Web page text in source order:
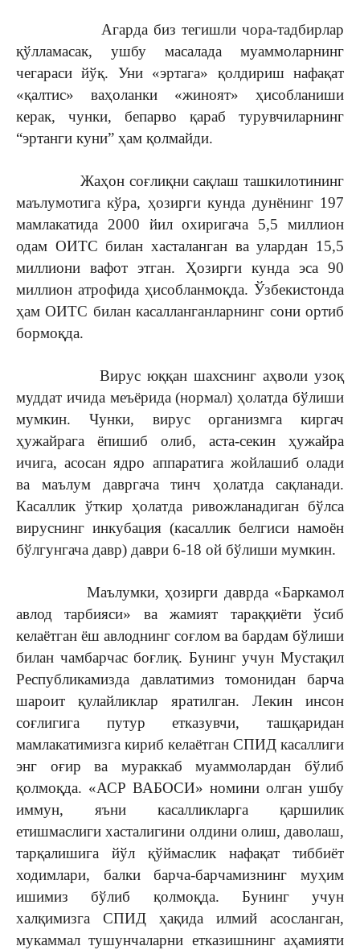
Агарда биз тегишли чора-тадбирлар
қўлламасак, ушбу масалада муаммоларнинг
чегараси йўқ. Уни «эртага» қолдириш нафақат
«қалтис» ваҳоланки «жиноят» ҳисобланиши
керак, чунки, бепарво қараб турувчиларнинг
“эртанги куни” ҳам қолмайди.
Жаҳон соғлиқни сақлаш ташкилотининг
маълумотига кўра, ҳозирги кунда дунёнинг 197
мамлакатида 2000 йил охиригача 5,5 миллион
одам ОИТС билан хасталанган ва улардан 15,5
миллиони вафот этган. Ҳозирги кунда эса 90
миллион атрофида ҳисобланмоқда. Ўзбекистонда
ҳам ОИТС билан касалланганларнинг сони ортиб
бормоқда.
Вирус юққан шахснинг аҳволи узоқ
муддат ичида меъёрида (нормал) ҳолатда бўлиши
мумкин. Чунки, вирус организмга киргач
ҳужайрага ёпишиб олиб, аста-секин ҳужайра
ичига, асосан ядро аппаратига жойлашиб олади
ва маълум давргача тинч ҳолатда сақланади.
Касаллик ўткир ҳолатда ривожланадиган бўлса
вируснинг инкубация (касаллик белгиси намоён
бўлгунгача давр) даври 6-18 ой бўлиши мумкин.
Маълумки, ҳозирги даврда «Баркамол
авлод тарбияси» ва жамият тараққиёти ўсиб
келаётган ёш авлоднинг соғлом ва бардам бўлиши
билан чамбарчас боғлиқ. Бунинг учун Мустақил
Республикамизда давлатимиз томонидан барча
шароит қулайликлар яратилган. Лекин инсон
соғлигига путур етказувчи, ташқаридан
мамлакатимизга кириб келаётган СПИД касаллиги
энг оғир ва мураккаб муаммолардан бўлиб
қолмоқда. «АСР ВАБОСИ» номини олган ушбу
иммун, яъни касалликларга қаршилик
етишмаслиги хасталигини олдини олиш, даволаш,
тарқалишига йўл қўймаслик нафақат тиббиёт
ходимлари, балки барча-барчамизнинг муҳим
ишимиз бўлиб қолмоқда. Бунинг учун
халқимизга СПИД ҳақида илмий асосланган,
мукаммал тушунчаларни етказишнинг аҳамияти